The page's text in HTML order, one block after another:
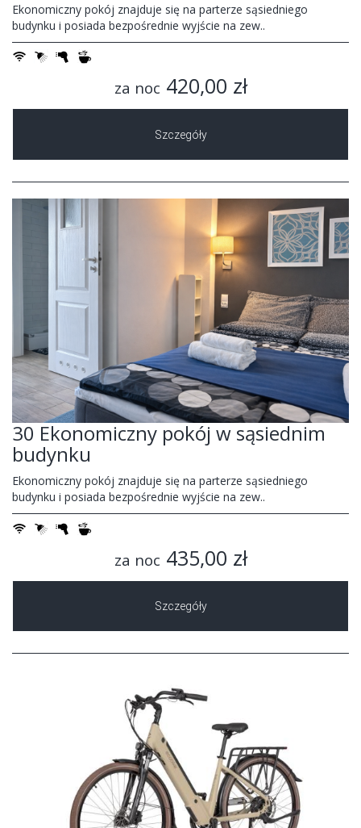
Ekonomiczny pokój znajduje się na parterze sąsiedniego
budynku i posiada bezpośrednie wyjście na zew..
za noc 420,00 zł
Szczegóły
30 Ekonomiczny pokój w sąsiednim
budynku
Ekonomiczny pokój znajduje się na parterze sąsiedniego
budynku i posiada bezpośrednie wyjście na zew..
za noc 435,00 zł
Szczegóły